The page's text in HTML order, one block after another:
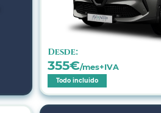
Desde:
355€/mes+IVA
Todo incluido